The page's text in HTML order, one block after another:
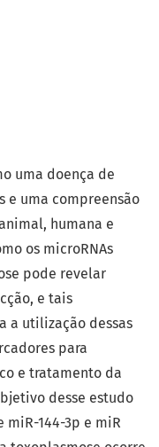
uma doença de
e uma compreensão
humana e
os microRNAs
pode revelar
e tais
a utilização dessas
para
e tratamento da
desse estudo
miR-144-3p e miR